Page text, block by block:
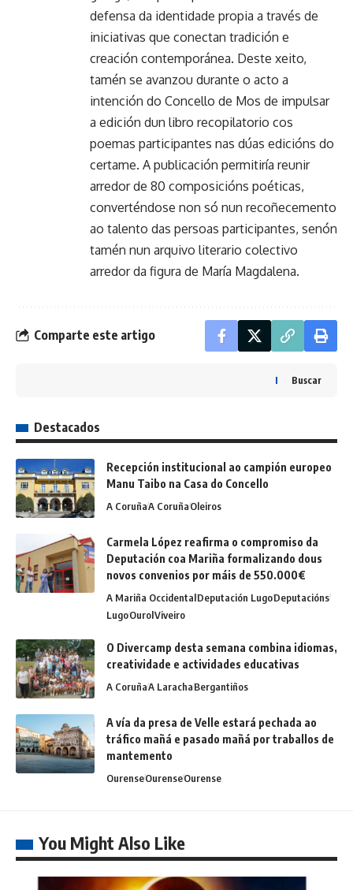
defensa da identidade propia a través de
iniciativas que conectan tradición e
creación contemporánea. Deste xeito,
tamén se avanzou durante o acto a
intención do Concello de Mos de impulsar
a edición dun libro recopilatorio cos
poemas participantes nas dúas edicións do
certame. A publicación permitiría reunir
arredor de 80 composicións poéticas,
converténdose non só nun recoñecemento
ao talento das persoas participantes, senón
tamén nun arquivo literario colectivo
arredor da figura de María Magdalena.
Comparte este artigo
Buscar
Destacados
Recepción institucional ao campión europeo
Manu Taibo na Casa do Concello
A CoruñaA CoruñaOleiros
Carmela López reafirma o compromiso da
Deputación coa Mariña formalizando dous
novos convenios por máis de 550.000€
A Mariña OccidentalDeputación LugoDeputacións
LugoOurolViveiro
O Divercamp desta semana combina idiomas,
creatividade e actividades educativas
A CoruñaA LarachaBergantiños
A vía da presa de Velle estará pechada ao
tráfico mañá e pasado mañá por traballos de
mantemento
OurenseOurenseOurense
You Might Also Like